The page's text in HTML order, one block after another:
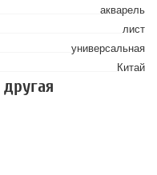
акварель
лист
универсальная
Китай